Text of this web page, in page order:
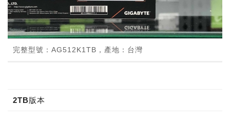
完整型號：AG512K1TB，產地：台灣
2TB版本